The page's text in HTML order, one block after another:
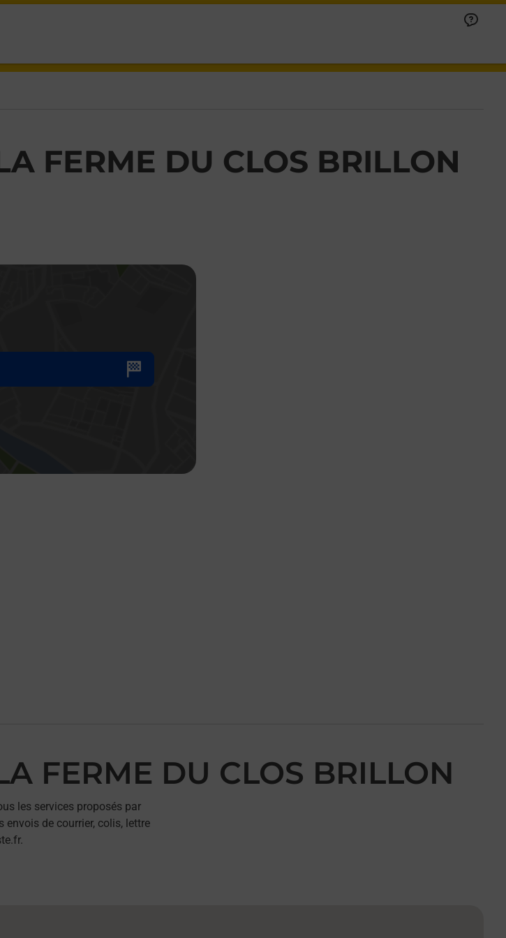
FERME DU CLOS BRILLON
FERME DU CLOS BRILLON
les services proposés par
envois de courrier, colis, lettre